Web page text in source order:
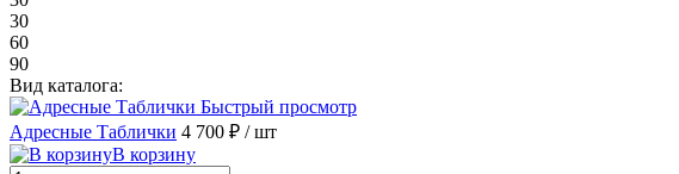
30
60
90
Вид каталога:
Быстрый просмотр
Адресные Таблички 4 700 ₽ / шт
В корзину